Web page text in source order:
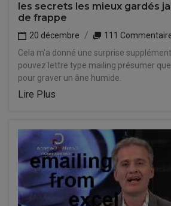
les secrets les mieux gardés
de frappe
20 décembre
111
Cela m'a donné une surprise
pouvez lettre type mailing présumer
pour graver un âne humide.
Lire Plus